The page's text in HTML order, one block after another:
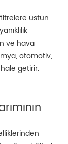
üstün
ve hava
otomotiv,
getirir.